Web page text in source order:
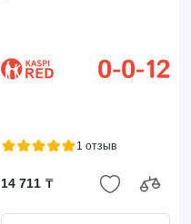
1 отзыв
14 711 ₸